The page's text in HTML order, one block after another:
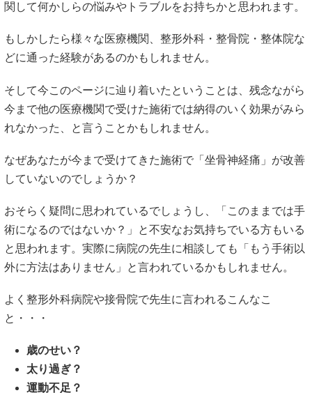
関して何かしらの悩みやトラブルをお持ちかと思われます。
もしかしたら様々な医療機関、整形外科・整骨院・整体院な
どに通った経験があるのかもしれません。
そして今このページに辿り着いたということは、残念ながら
今まで他の医療機関で受けた施術では納得のいく効果がみら
れなかった、と言うことかもしれません。
なぜあなたが今まで受けてきた施術で「坐骨神経痛」が改善
していないのでしょうか？
おそらく疑問に思われているでしょうし、「このままでは手
術になるのではないか？」と不安なお気持ちでいる方もいる
と思われます。実際に病院の先生に相談しても「もう手術以
外に方法はありません」と言われているかもしれません。
よく整形外科病院や接骨院で先生に言われるこんなこ
と・・・
歳のせい？
太り過ぎ？
運動不足？